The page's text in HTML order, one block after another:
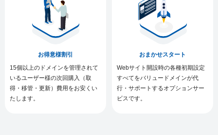
お得意様割引
15個以上のドメインを管理されて
いるユーザー様の次回購入（取
得・移管・更新）費用をお安くい
たします。
おまかせスタート
Webサイト開設時の各種初期設定
すべてをバリュードメインが代
行・サポートするオプションサー
ビスです。